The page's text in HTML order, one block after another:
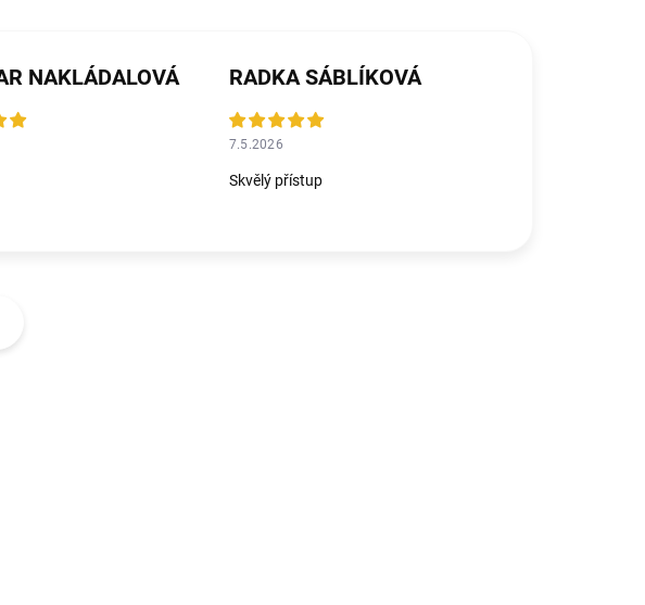
NAKLÁDALOVÁ RADKA SÁBLÍKOVÁ
7.5.2026
Skvělý přístup